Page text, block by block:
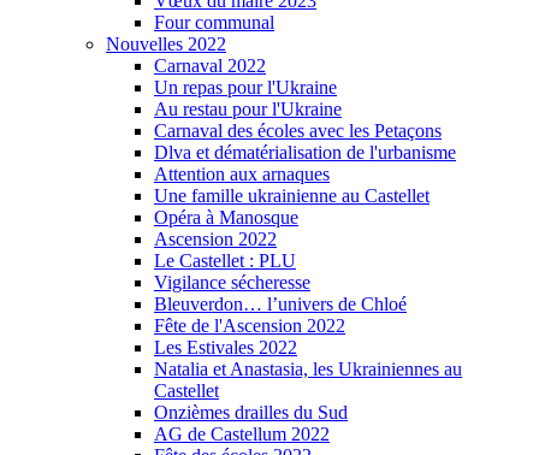
Four communal
Nouvelles 2022
Carnaval 2022
Un repas pour l'Ukraine
Au restau pour l'Ukraine
Carnaval des écoles avec les Petaçons
Dlva et dématérialisation de l'urbanisme
Attention aux arnaques
Une famille ukrainienne au Castellet
Opéra à Manosque
Ascension 2022
Le Castellet : PLU
Vigilance sécheresse
Bleuverdon… l’univers de Chloé
Fête de l'Ascension 2022
Les Estivales 2022
Natalia et Anastasia, les Ukrainiennes au
Castellet
Onzièmes drailles du Sud
AG de Castellum 2022